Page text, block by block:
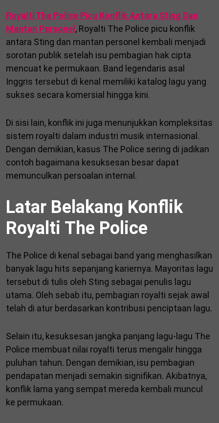
Royalti The Police Picu Konflik Antara Sting Dan
Mantan Personel , Royalti The Police picu konflik
antara Sting dan mantan personel kembali menjadi
sorotan publik setelah isu pembagian hak cipta
mencuat ke permukaan. Band legendaris asal
Inggris tersebut di kenal memiliki katalog lagu yang
sukses secara komersial hingga kini.
Di sisi lain, konflik ini juga menunjukkan kompleksitas
sistem royalti dalam industri musik internasional.
Dengan demikian, kasus The Police sering di jadikan
contoh bagaimana kesuksesan besar dapat
memunculkan persoalan internal.
Latar Belakang Konflik
Royalti The Police
The Police di kenal sebagai band yang menghasilkan
banyak lagu hits sepanjang kariernya. Mayoritas lagu
tersebut di tulis oleh Sting sebagai penulis lagu
utama. Oleh sebab itu, pembagian royalti sejak awal
telah di atur berdasarkan kontribusi penciptaan lagu.
Selain itu, kesuksesan jangka panjang lagu-lagu The
Police membuat nilai royalti terus mengalir hingga
puluhan tahun. Dengan demikian, isu pembagian
pendapatan menjadi semakin signifikan. Akibatnya,
konflik lama yang sempat mereda kembali muncul
ke permukaan.